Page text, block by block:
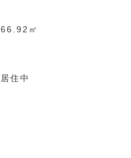
66.92㎡
居住中